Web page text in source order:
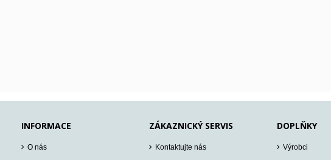
INFORMACE
O nás
ZÁKAZNICKÝ SERVIS
Kontaktujte nás
DOPLŇKY
Výrobci